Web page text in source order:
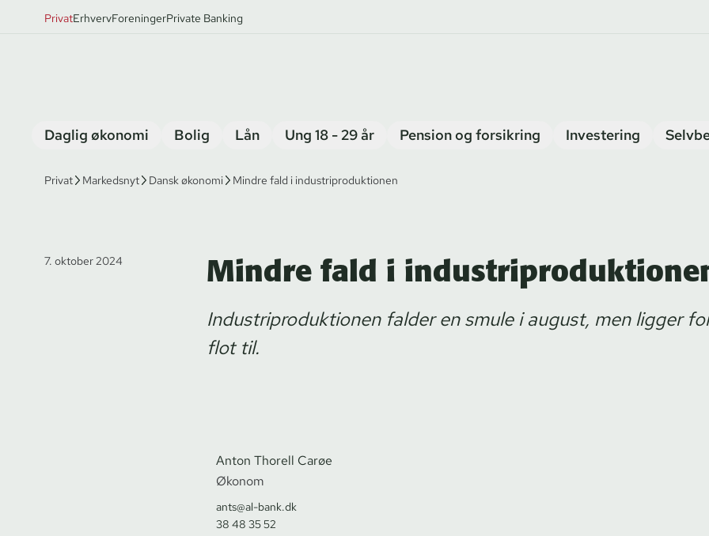
PrivatErhvervForeningerPrivate Banking
Daglig økonomi Bolig Lån Ung 18 - 29 år Pension og forsikring Investering
Privat Markedsnyt Dansk økonomi Mindre fald i industriproduktionen
7. oktober 2024 Mindre fald i
Industriproduktionen falder en smule i august, men ligger
flot til.
Anton Thorell Carøe
Økonom
ants@al-bank.dk
38 48 35 52